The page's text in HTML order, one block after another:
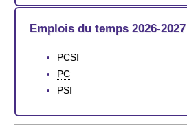
Emplois du temps 2026-2027
PCSI
PC
PSI